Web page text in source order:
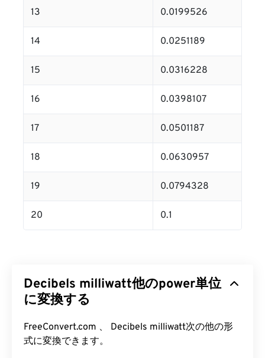
13 0.0199526
14 0.0251189
15 0.0316228
16 0.0398107
17 0.0501187
18 0.0630957
19 0.0794328
20 0.1
Decibels milliwatt他のpower単位
に変換する
FreeConvert.com 、 Decibels milliwatt次の他の形
式に変換できます。